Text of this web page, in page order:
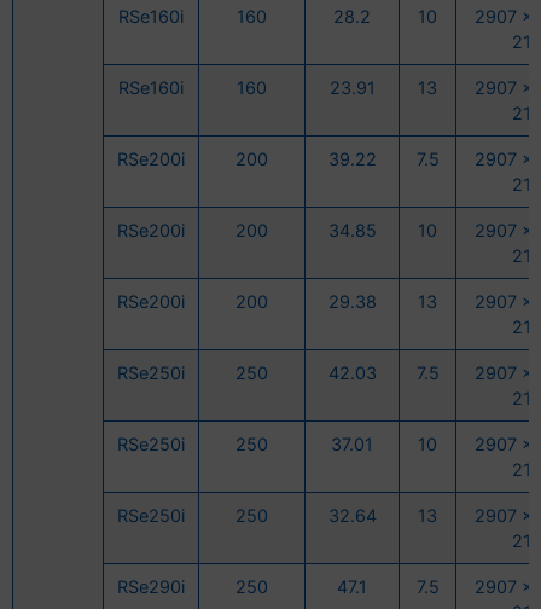
RSe160i 160 28.2 10
2907 x
RSe160i 160 23.91 13
2907 x
RSe200i 200 39.22 7.5
2907 x
RSe200i 200 34.85 10
2907 x
RSe200i 200 29.38 13
2907 x
RSe250i 250 42.03 7.5
2907 x
RSe250i 250 37.01 10
2907 x
RSe250i 250 32.64 13
2907 x
RSe290i 250 47.1 7.5
2907 x